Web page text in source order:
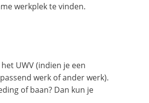
werkplek te vinden.
UWV (indien je een
werk of ander werk).
of baan? Dan kun je